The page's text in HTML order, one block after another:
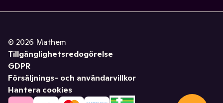
© 2026 Mathem
Tillgänglighetsredogörelse
GDPR
Försäljnings- och användarvillkor
Hantera cookies